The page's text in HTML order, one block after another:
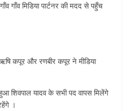
गाँव मिडिया पार्टनर की मदद से पहुँच
कपूर और रणबीर कपूर ने मीडिया
हुआ शिवपाल यादव के सभी पद वापस मिलेंगे
।